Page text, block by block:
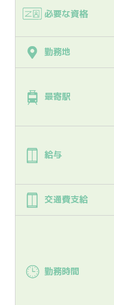
必要な資格
勤務地
最寄駅
給与
交通費支給
勤務時間